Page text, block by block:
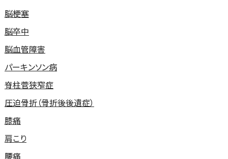
脳梗塞
脳卒中
脳血管障害
パーキンソン病
脊柱菅狭窄症
圧迫骨折（骨折後後遺症）
膝痛
肩こり
腰痛